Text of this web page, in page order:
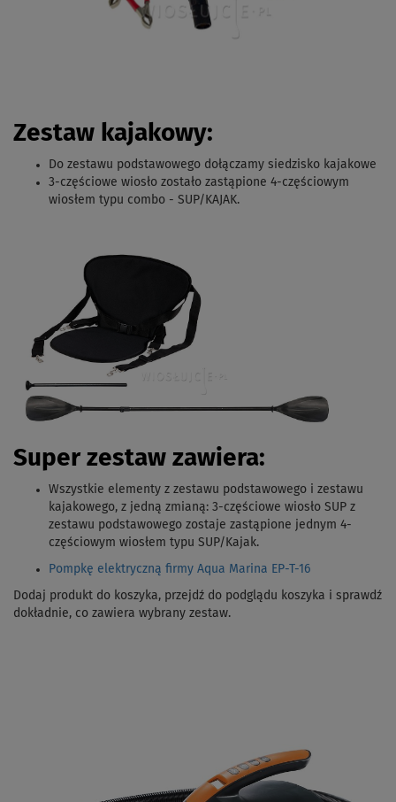
Zestaw kajakowy:
Do zestawu podstawowego dołączamy siedzisko kajakowe
3-częściowe wiosło zostało zastąpione 4-częściowym
wiosłem typu combo - SUP/KAJAK.
Super zestaw zawiera:
Wszystkie elementy z zestawu podstawowego i zestawu
kajakowego, z jedną zmianą: 3-częściowe wiosło SUP z
zestawu podstawowego zostaje zastąpione jednym 4-
częściowym wiosłem typu SUP/Kajak.
Pompkę elektryczną firmy Aqua Marina EP-T-16
Dodaj produkt do koszyka, przejdź do podglądu koszyka i sprawdź
dokładnie, co zawiera wybrany zestaw.